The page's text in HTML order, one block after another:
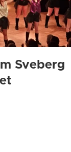
Sveberg